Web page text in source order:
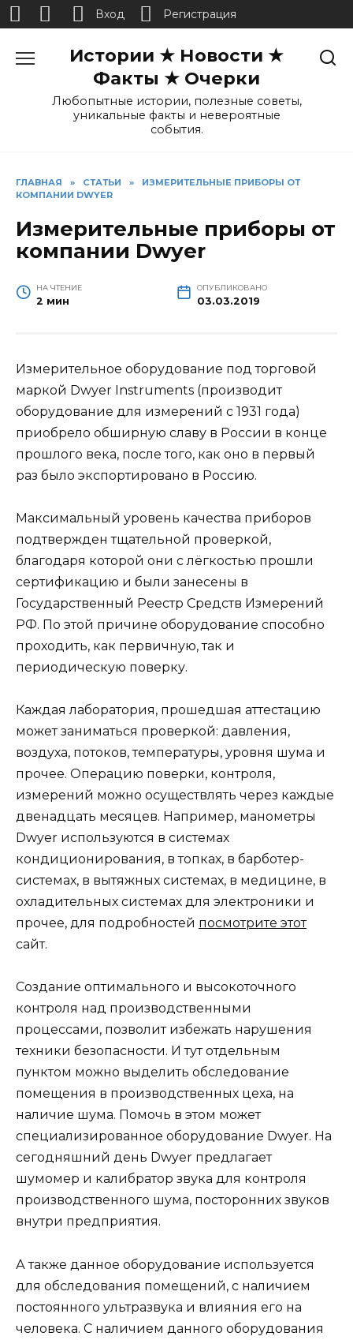
Истории ★ Новости ★
Факты ★ Очерки
Любопытные истории, полезные советы,
уникальные факты и невероятные
события.
ГЛАВНАЯ » СТАТЬИ »
ИЗМЕРИТЕЛЬНЫЕ ПРИБОРЫ ОТ
КОМПАНИИ DWYER
Измерительные приборы от
компании Dwyer
НА ЧТЕНИЕ
2 мин
ОПУБЛИКОВАНО
03.03.2019
Измерительное оборудование под торговой
маркой Dwyer Instruments (производит
оборудование для измерений с 1931 года)
приобрело обширную славу в России в конце
прошлого века, после того, как оно в первый
раз было экспортировано в Россию.
Максимальный уровень качества приборов
подтвержден тщательной проверкой,
благодаря которой они с лёгкостью прошли
сертификацию и были занесены в
Государственный Реестр Средств Измерений
РФ. По этой причине оборудование способно
проходить, как первичную, так и
периодическую поверку.
Каждая лаборатория, прошедшая аттестацию
может заниматься проверкой: давления,
воздуха, потоков, температуры, уровня шума и
прочее. Операцию поверки, контроля,
измерений можно осуществлять через каждые
двенадцать месяцев. Например, манометры
Dwyer используются в системах
кондиционирования, в топках, в барботер-
системах, в вытяжных системах, в медицине, в
охладительных системах для электроники и
прочее, для подробностей посмотрите этот
сайт.
Создание оптимального и высокоточного
контроля над производственными
процессами, позволит избежать нарушения
техники безопасности. И тут отдельным
пунктом можно выделить обследование
помещения в производственных цеха, на
наличие шума. Помочь в этом может
специализированное оборудование Dwyer. На
сегодняшний день Dwyer предлагает
шумомер и калибратор звука для контроля
производственного шума, посторонних звуков
внутри предприятия.
А также данное оборудование используется
для обследования помещений, с наличием
постоянного ультразвука и влияния его на
человека. С наличием данного оборудования
Вход Регистрация